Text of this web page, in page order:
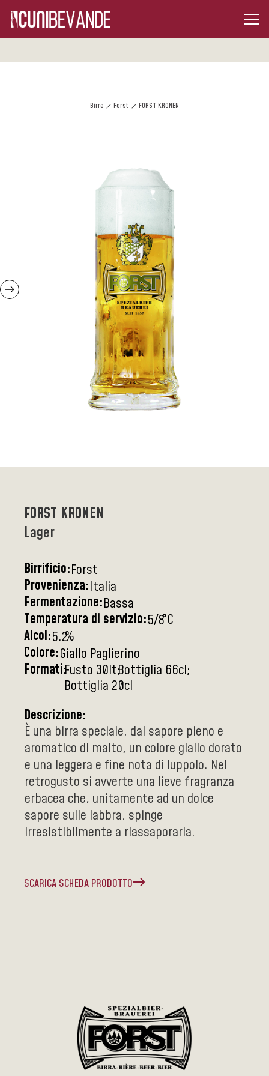
Birre Forst FORST KRONEN
FORST KRONEN
Lager
Birrificio:Forst
Provenienza:Italia
Fermentazione:Bassa
Temperatura di servizio:5/8°C
Alcol:5.2%
Colore:Giallo Paglierino
Formati:Fusto 30ltBottiglia 66cl
Bottiglia 20cl
Descrizione:
È una birra speciale, dal sapore pieno e
aromatico di malto, un colore giallo dorato
e una leggera e fine nota di luppolo. Nel
retrogusto si avverte una lieve fragranza
erbacea che, unitamente ad un dolce
sapore sulle labbra, spinge
irresistibilmente a riassaporarla.
SCARICA SCHEDA PRODOTTO